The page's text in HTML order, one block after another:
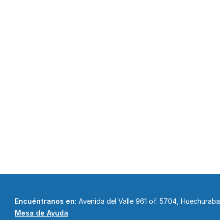
Encuéntranos en: Avenida del Valle 961 of. 5704,
Mesa de Ayuda